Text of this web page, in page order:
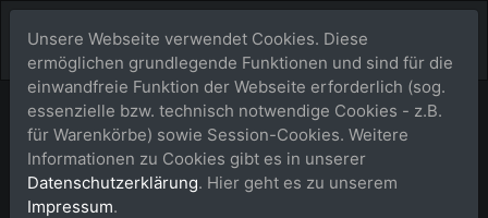
Events2025
250504 EWU AQ/C
in Seppenrade
Unsere Webseite verwendet Cookies. Diese
ermöglichen grundlegende Funktionen und sind für die
einwandfreie Funktion der Webseite erforderlich (sog.
essenzielle bzw. technisch notwendige Cookies - z.B.
für Warenkörbe) sowie Session-Cookies. Weitere
Informationen zu Cookies gibt es in unserer
Datenschutzerklärung. Hier geht es zu unserem
Impressum.